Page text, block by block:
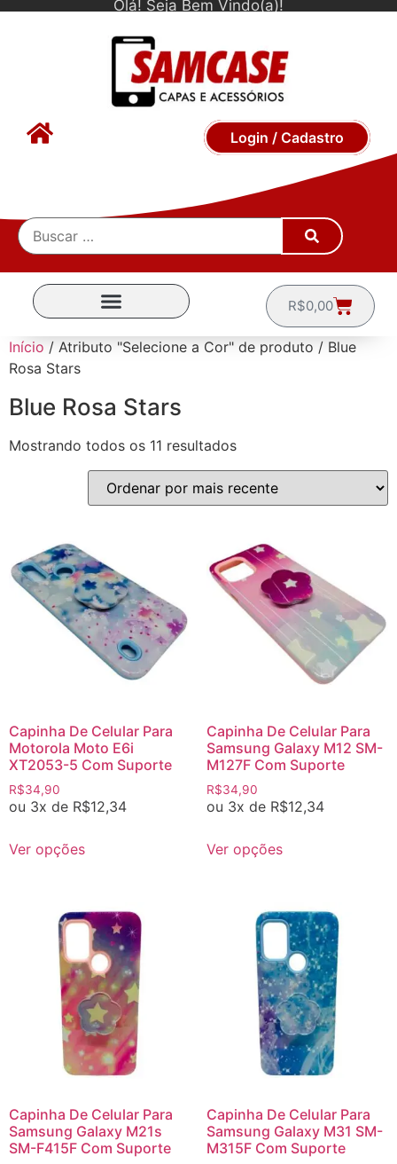
Olá! Seja Bem Vindo(a)!
Login / Cadastro
R$0,00
Início / Atributo "Selecione a Cor" de produto / Blue
Rosa Stars
Blue Rosa Stars
Mostrando todos os 11 resultados
Capinha De Celular Para
Motorola Moto E6i
XT2053-5 Com Suporte
R$34,90
ou 3x de R$12,34
Ver opções
Capinha De Celular Para
Samsung Galaxy M12 SM-
M127F Com Suporte
R$34,90
ou 3x de R$12,34
Ver opções
Capinha De Celular Para
Samsung Galaxy M21s
SM-F415F Com Suporte
Capinha De Celular Para
Samsung Galaxy M31 SM-
M315F Com Suporte